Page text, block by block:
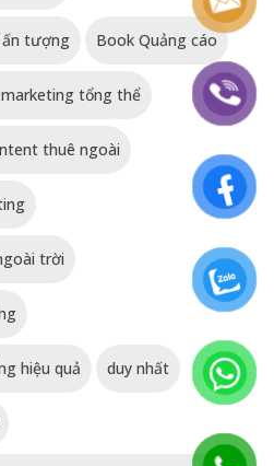
ấn tượng Book Quảng cáo
tổng thể
thuê ngoài
trời
hiệu quả duy nhất